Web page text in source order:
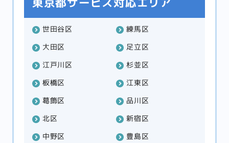
世田谷区
練馬区
大田区
足立区
江戸川区
杉並区
板橋区
江東区
葛飾区
品川区
北区
新宿区
中野区
豊島区